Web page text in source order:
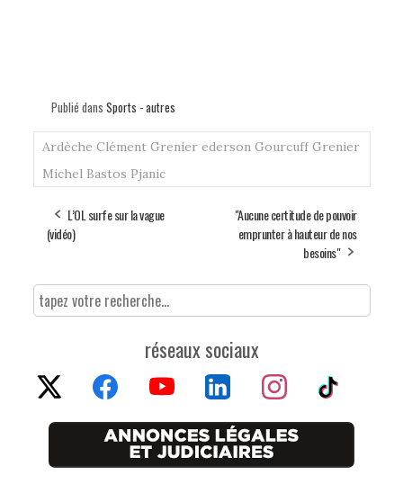
Publié dans Sports - autres
Ardèche Clément Grenier ederson Gourcuff Grenier
Michel Bastos Pjanic
L’OL surfe sur la vague
(vidéo)
"Aucune certitude de pouvoir
emprunter à hauteur de nos
besoins"
réseaux sociaux